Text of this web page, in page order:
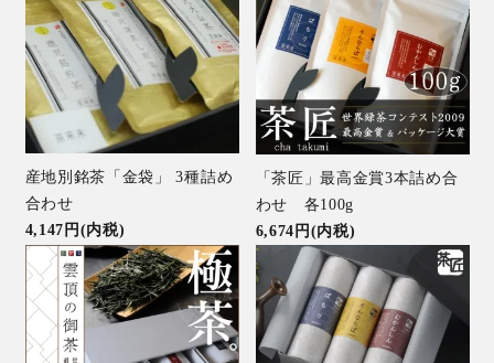
産地別銘茶「金袋」 3種詰め
合わせ
4,147円(内税)
「茶匠」最高金賞3本詰め合
わせ 各100g
6,674円(内税)